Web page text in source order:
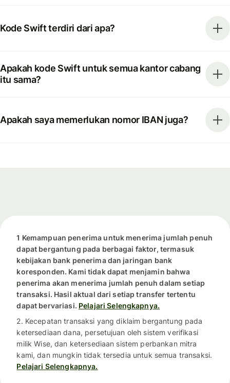
Kode Swift terdiri dari apa?
Apakah kode Swift untuk semua kantor cabang
itu sama?
Apakah saya memerlukan nomor IBAN juga?
1 Kemampuan penerima untuk menerima jumlah penuh
dapat bergantung pada berbagai faktor, termasuk
kebijakan bank penerima dan jaringan bank
koresponden. Kami tidak dapat menjamin bahwa
penerima akan menerima jumlah penuh dalam setiap
transaksi. Hasil aktual dari setiap transfer tertentu
dapat bervariasi. Pelajari Selengkapnya.
2. Kecepatan transaksi yang diklaim bergantung pada
ketersediaan dana, persetujuan oleh sistem verifikasi
milik Wise, dan ketersediaan sistem perbankan mitra
kami, dan mungkin tidak tersedia untuk semua transaksi.
Pelajari Selengkapnya.